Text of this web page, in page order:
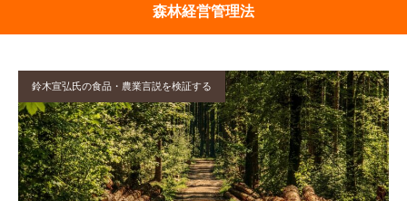
森林経営管理法
鈴木宣弘氏の食品・農業言説を検証する